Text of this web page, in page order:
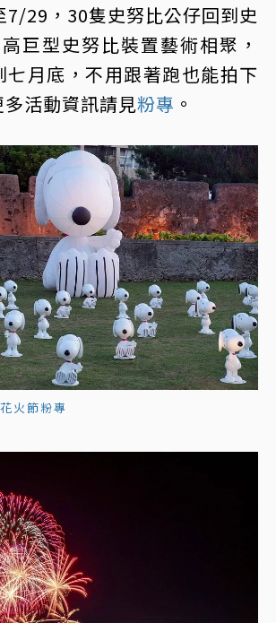
7/29，30隻史努比公仔回到史
巨型史努比裝置藝術相聚，
七月底，不用跟著跑也能拍下
活動資訊請見粉專 。
火節粉專